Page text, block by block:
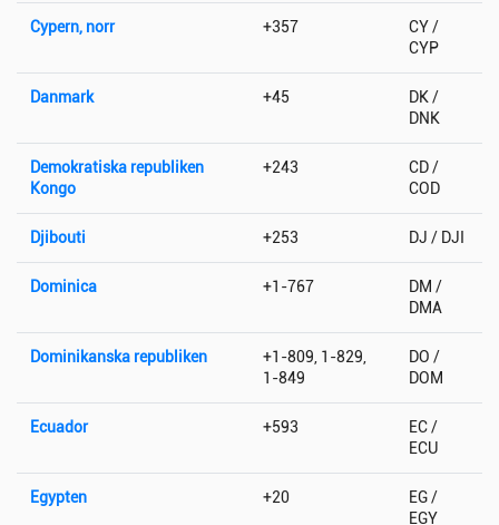
Cypern, norr +357
CY /
CYP
Danmark +45
DK /
DNK
Demokratiska republiken
Kongo
+243
CD /
COD
Djibouti +253 DJ / DJI
Dominica +1-767
DM /
DMA
Dominikanska republiken
+1-809, 1-829,
1-849
DO /
DOM
Ecuador +593
EC /
ECU
Egypten +20
EG /
EGY